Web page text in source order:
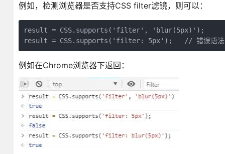
例如，检测浏览器是否支持CSS filter滤镜，则可以：
result = CSS.supports('filter', 'blur(5px)');
result = CSS.supports('filter: 5px');   // 错误语法
例如在Chrome浏览器下返回：